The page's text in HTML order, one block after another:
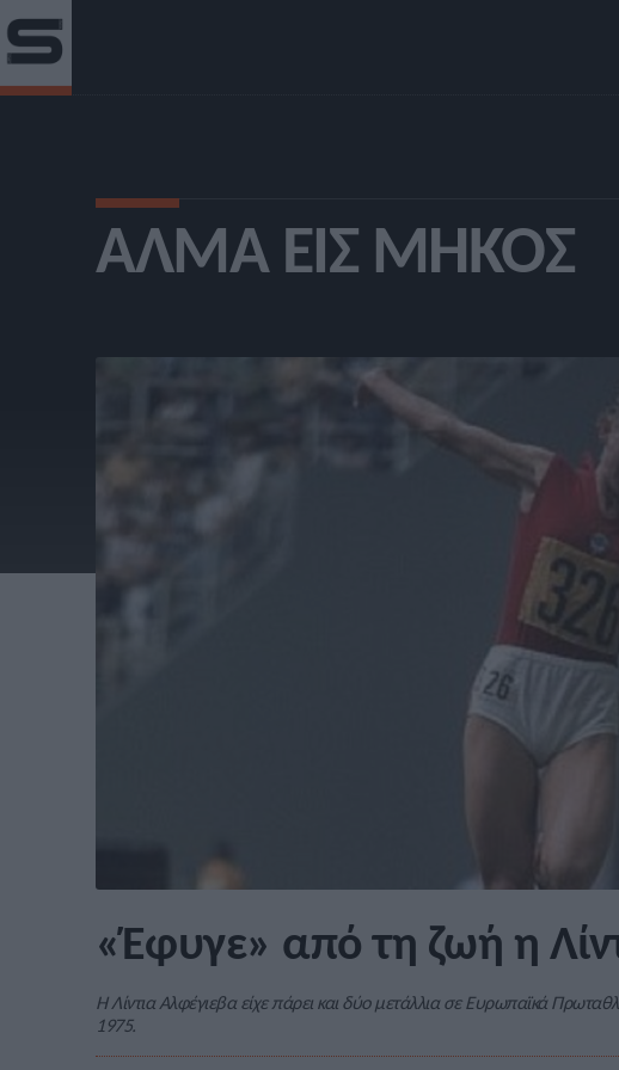
ΆΛΜΑ ΕΙΣ ΜΉΚΟΣ
«Έφυγε» από τη ζωή η
Η Λίντια Αλφέγιεβα είχε πάρει και δύο μετάλλια σε Ευρωπαϊκά
1975.